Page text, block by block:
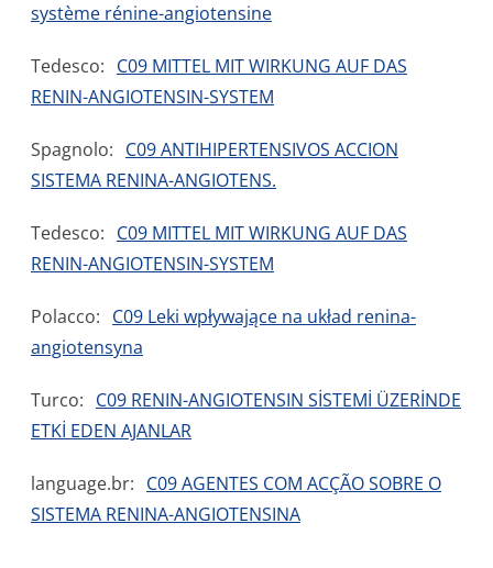
système rénine-angiotensine
Tedesco: C09 MITTEL MIT WIRKUNG AUF DAS
RENIN-ANGIOTENSIN-SYSTEM
Spagnolo: C09 ANTIHIPERTENSIVOS ACCION
SISTEMA RENINA-ANGIOTENS.
Tedesco: C09 MITTEL MIT WIRKUNG AUF DAS
RENIN-ANGIOTENSIN-SYSTEM
Polacco: C09 Leki wpływające na układ renina-
angiotensyna
Turco: C09 RENIN-ANGIOTENSIN SİSTEMİ ÜZERİNDE
ETKİ EDEN AJANLAR
language.br: C09 AGENTES COM ACÇÃO SOBRE O
SISTEMA RENINA-ANGIOTENSINA